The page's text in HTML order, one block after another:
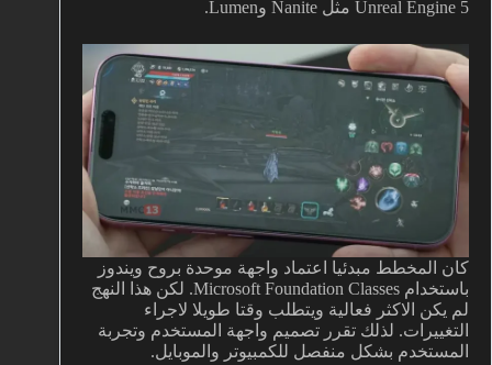
Unreal Engine 5 مثل Nanite وLumen.
كان المخطط مبدئيا اعتماد واجهة موحدة بروح ويندوز
باستخدام Microsoft Foundation Classes. لكن هذا النهج
لم يكن الاكثر فعالية ويتطلب وقتا طويلا لاجراء
التغييرات. لذلك تقرر تصميم واجهة المستخدم وتجربة
المستخدم بشكل منفصل للكمبيوتر والموبايل.